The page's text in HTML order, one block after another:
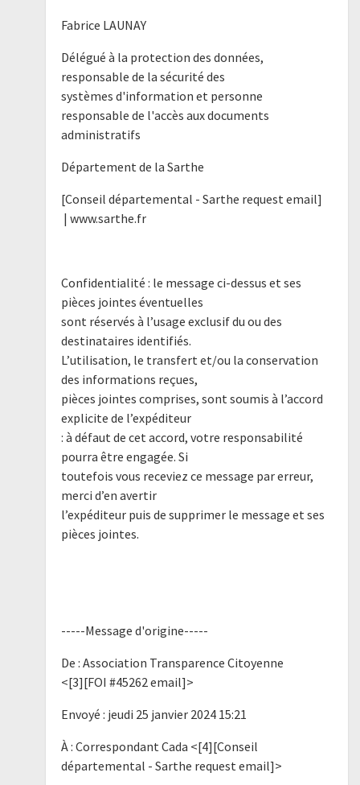
Fabrice LAUNAY
Délégué à la protection des données,
responsable de la sécurité des
systèmes d'information et personne
responsable de l'accès aux documents
administratifs
Département de la Sarthe
[Conseil départemental - Sarthe request email]
| www.sarthe.fr
Confidentialité : le message ci-dessus et ses
pièces jointes éventuelles
sont réservés à l’usage exclusif du ou des
destinataires identifiés.
L’utilisation, le transfert et/ou la conservation
des informations reçues,
pièces jointes comprises, sont soumis à l’accord
explicite de l’expéditeur
: à défaut de cet accord, votre responsabilité
pourra être engagée. Si
toutefois vous receviez ce message par erreur,
merci d’en avertir
l’expéditeur puis de supprimer le message et ses
pièces jointes.
-----Message d'origine-----
De : Association Transparence Citoyenne
<[3][FOI #45262 email]>
Envoyé : jeudi 25 janvier 2024 15:21
À : Correspondant Cada <[4][Conseil
départemental - Sarthe request email]>